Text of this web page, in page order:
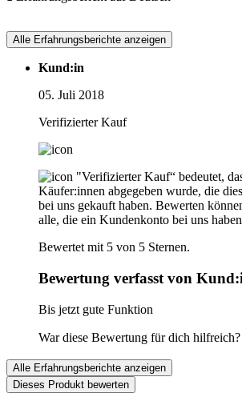
Alle Erfahrungsberichte anzeigen
Kund:in
05. Juli 2018
Verifizierter Kauf
"Verifizierter Kauf“ bedeutet,
Käufer:innen abgegeben wurde, die
bei uns gekauft haben. Bewerten
alle, die ein Kundenkonto bei uns
Bewertet mit 5 von 5 Sternen.
Bewertung verfasst von
Bis jetzt gute Funktion
War diese Bewertung für dich hilfreich?
Alle Erfahrungsberichte anzeigen
Dieses Produkt bewerten